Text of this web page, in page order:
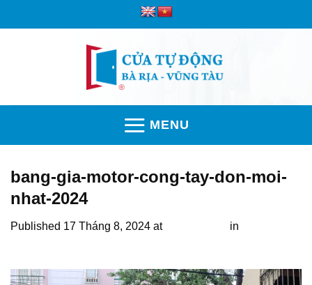
MENU
bang-gia-motor-cong-tay-don-moi-
nhat-2024
Published 17 Tháng 8, 2024 at in